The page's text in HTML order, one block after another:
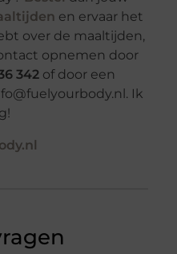
en ervaar het
over de maaltijden,
opnemen door
342of door een
Ik